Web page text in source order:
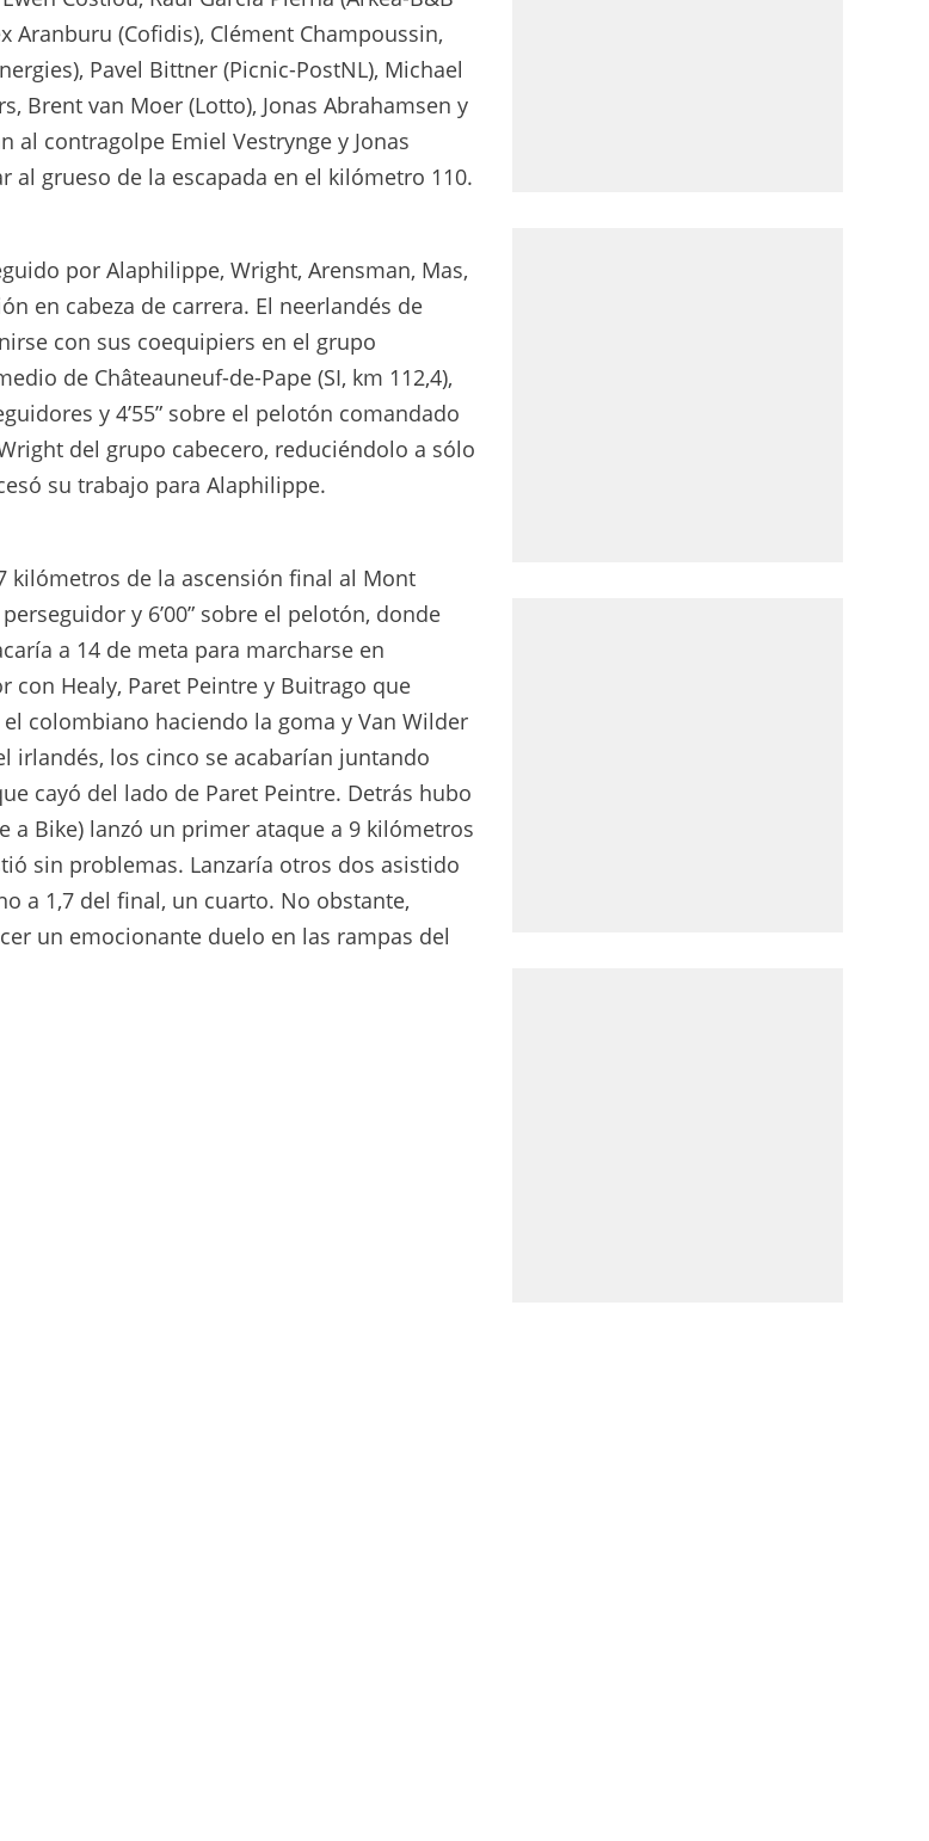
Aranburu (Cofidis), Clément Champoussin,
Pavel Bittner (Picnic-PostNL), Michael
Brent van Moer (Lotto), Jonas Abrahamsen y
al contragolpe Emiel Vestrynge y Jonas
al grueso de la escapada en el kilómetro 110.
por Alaphilippe, Wright, Arensman, Mas,
en cabeza de carrera. El neerlandés de
con sus coequipiers en el grupo
de Châteauneuf-de-Pape (SI, km 112,4),
y 4’55” sobre el pelotón comandado
del grupo cabecero, reduciéndolo a sólo
su trabajo para Alaphilippe.
kilómetros de la ascensión final al Mont
y 6’00” sobre el pelotón, donde
a 14 de meta para marcharse en
Healy, Paret Peintre y Buitrago que
colombiano haciendo la goma y Van Wilder
irlandés, los cinco se acabarían juntando
cayó del lado de Paret Peintre. Detrás hubo
a Bike) lanzó un primer ataque a 9 kilómetros
sin problemas. Lanzaría otros dos asistido
a 1,7 del final, un cuarto. No obstante,
un emocionante duelo en las rampas del